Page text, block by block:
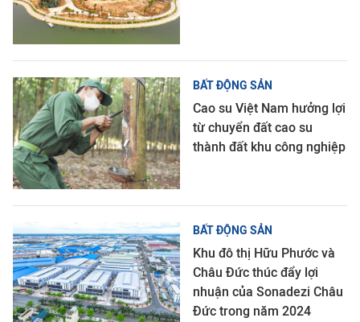
BẤT ĐỘNG SẢN
Cao su Việt Nam hưởng lợi
từ chuyển đất cao su
thành đất khu công nghiệp
BẤT ĐỘNG SẢN
Khu đô thị Hữu Phước và
Châu Đức thúc đẩy lợi
nhuận của Sonadezi Châu
Đức trong năm 2024